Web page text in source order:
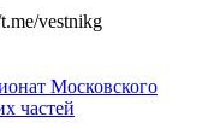
vestnikg
Московского
частей